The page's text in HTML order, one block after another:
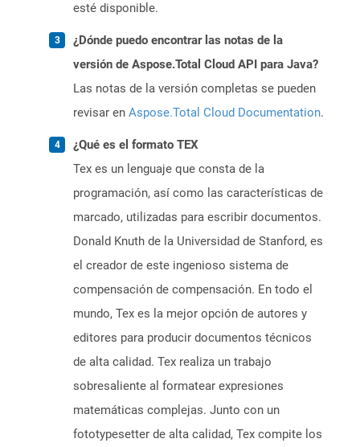
esté disponible.
¿Dónde puedo encontrar las notas de la
versión de Aspose.Total Cloud API para Java?
Las notas de la versión completas se pueden
revisar en Aspose.Total Cloud Documentation.
¿Qué es el formato TEX
Tex es un lenguaje que consta de la
programación, así como las características de
marcado, utilizadas para escribir documentos.
Donald Knuth de la Universidad de Stanford, es
el creador de este ingenioso sistema de
compensación de compensación. En todo el
mundo, Tex es la mejor opción de autores y
editores para producir documentos técnicos
de alta calidad. Tex realiza un trabajo
sobresaliente al formatear expresiones
matemáticas complejas. Junto con un
fototypesetter de alta calidad, Tex compite los